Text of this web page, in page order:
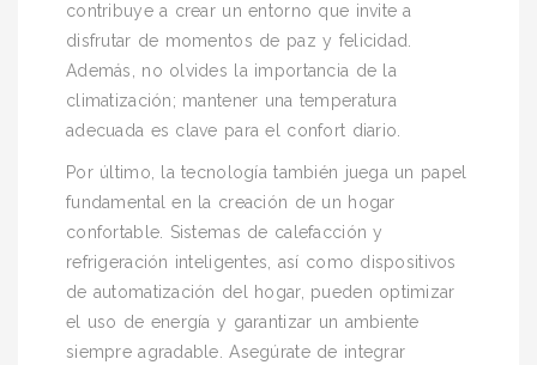
contribuye a crear un entorno que invite a
disfrutar de momentos de paz y felicidad.
Además, no olvides la importancia de la
climatización; mantener una temperatura
adecuada es clave para el confort diario.
Por último, la tecnología también juega un papel
fundamental en la creación de un hogar
confortable. Sistemas de calefacción y
refrigeración inteligentes, así como dispositivos
de automatización del hogar, pueden optimizar
el uso de energía y garantizar un ambiente
siempre agradable. Asegúrate de integrar